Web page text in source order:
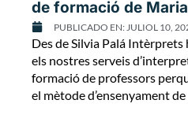
de formació de
PUBLICADO EN: JULIOL 10,
Des de Silvia Palá
els nostres serveis
formació de professors
el mètode d’ensenyament